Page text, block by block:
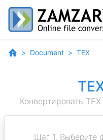
Document TEX
Конвертировать
Шаг 1. Выберите